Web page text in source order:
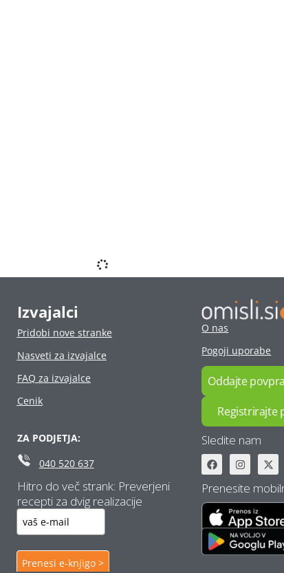
Glasbeniki za rojstni dan: vodnik po
ceni in izbiri pravega izvajalca
I-
in